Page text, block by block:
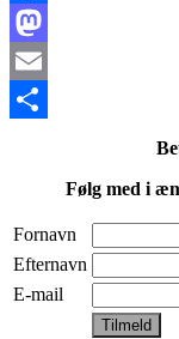
Facebook
Mastodon
Email
Følg med i
Fornavn
Efternavn
E-mail